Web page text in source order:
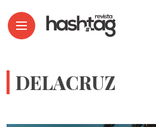
DELACRUZ